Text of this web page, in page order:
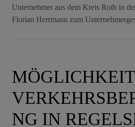
Unternehmer aus dem Kreis Roth in
Florian Herrmann zum
NG IN